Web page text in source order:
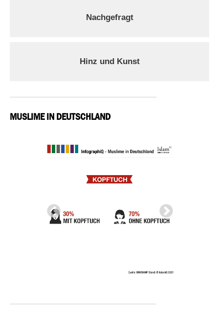
Nachgefragt
Hinz und Kunst
MUSLIME IN DEUTSCHLAND